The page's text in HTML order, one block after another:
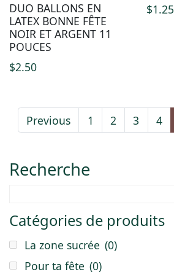
DUO BALLONS EN
LATEX BONNE FÊTE
NOIR ET ARGENT 11
POUCES
$2.50
$1.25
Previous 1 2 3 4
Recherche
Catégories de produits
La zone sucrée (0)
Pour ta fête (0)